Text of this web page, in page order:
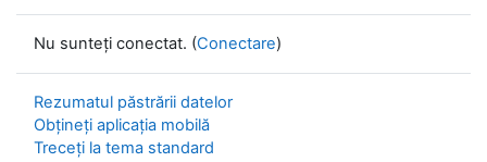
Nu sunteți conectat. (Conectare)
Rezumatul păstrării datelor
Obțineți aplicația mobilă
Treceți la tema standard